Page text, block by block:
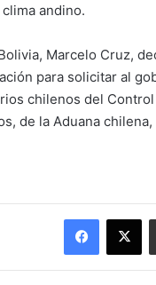
andino.
Marcelo Cruz,
para solicitar al
chilenos del
de la Aduana
Facebook
X